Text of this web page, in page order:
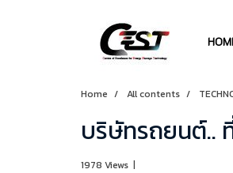
Home All contents
บริษัทรถยนต์..
1978 Views |